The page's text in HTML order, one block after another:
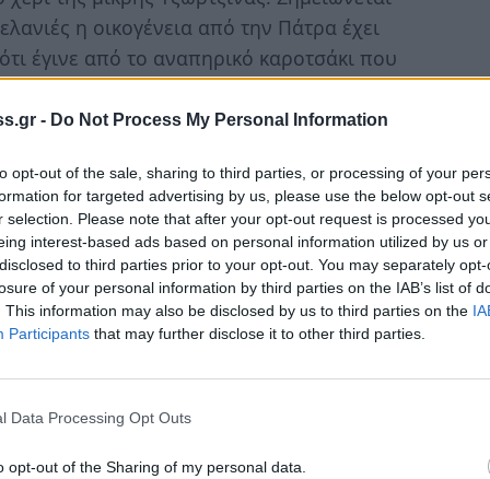
- Do Not Process My Personal Information
opt-out of the sale, sharing to third parties, or processing of your
for targeted advertising by us, please use the below opt-out
selection. Please note that after your opt-out request is processed
interest-based ads based on personal information utilized by us
to third parties prior to your opt-out. You may separately
of your personal information by third parties on the IAB’s list of
This information may also be disclosed by us to third parties on the
Participants that may further disclose it to other third parties.
Data Processing Opt Outs
opt-out of the Sharing of my personal data.
η οικογένεια από την Πάτρα έχει
έγινε από το αναπηρικό καροτσάκι που
το παιδί.
ο οποίος ανέφερε πως «όταν έχουμε μία
ότι έχει μία σχετική αποδεικτική
δεν την αμφισβητήσει κανείς αυτή τη
να την εξετάσει άμεσα».